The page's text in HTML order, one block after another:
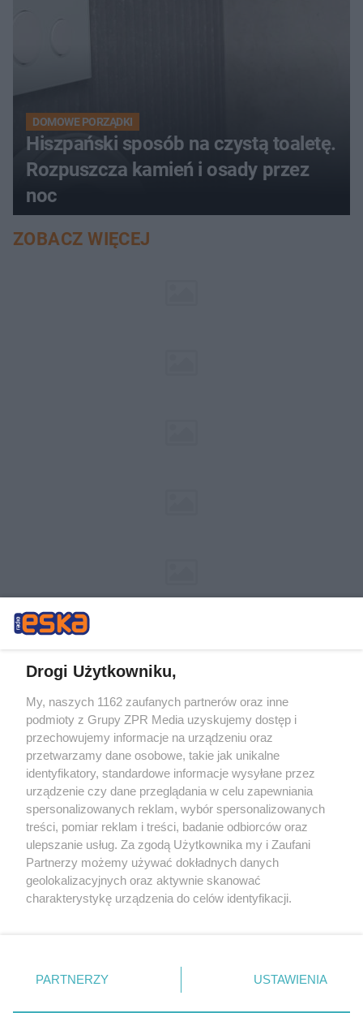
DOMOWE PORZĄDKI
Hiszpański sposób na czystą toaletę.
Rozpuszcza kamień i osady przez
noc
ZOBACZ WIĘCEJ
Żaden utwór zamieszczony w serwisie nie może być powielany i
rozpowszechniany lub dalej rozpowszechniany w jakikolwiek sposób (w
tym także elektroniczny lub mechaniczny) na jakimkolwiek polu
eksploatacji w jakiejkolwiek formie, włącznie z umieszczaniem w
Internecie bez pisemnej zgody właściciela praw. Jakiekolwiek użycie lub
wykorzystanie utworów w całości lub w części z naruszeniem prawa,
tzn. bez właściwej zgody, jest zabronione pod groźbą kary i może być
ścigane prawnie.
Drogi Użytkowniku,
My, naszych 1162 zaufanych partnerów oraz inne
podmioty z Grupy ZPR Media uzyskujemy dostęp i
przechowujemy informacje na urządzeniu oraz
przetwarzamy dane osobowe, takie jak unikalne
identyfikatory, standardowe informacje wysyłane przez
urządzenie czy dane przeglądania w celu zapewniania
spersonalizowanych reklam, wybór spersonalizowanych
treści, pomiar reklam i treści, badanie odbiorców oraz
ulepszanie usług. Za zgodą Użytkownika my i Zaufani
Partnerzy możemy używać dokładnych danych
geolokalizacyjnych oraz aktywnie skanować
charakterystykę urządzenia do celów identyfikacji.
zmienić/wycofać klikając przycisk ustawień prywatności
znajdujący się w lewym dolnym rogu strony
rodzaje przetwarzania danych nie wymagają zgody
PARTNERZY USTAWIENIA